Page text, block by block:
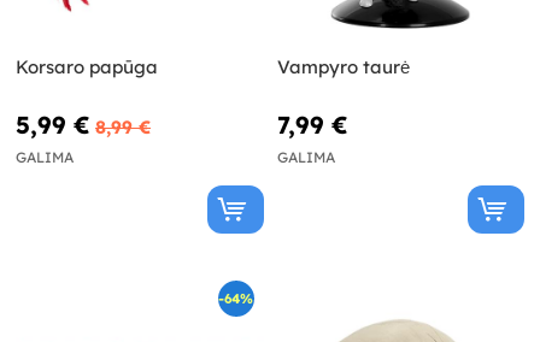
Korsaro papūga
5,99 € 8,99 €
GALIMA
Vampyro taurė
7,99 €
GALIMA
-64%